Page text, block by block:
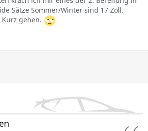
Sätze Sommer/Winter sind 17 Zoll.
gehen.